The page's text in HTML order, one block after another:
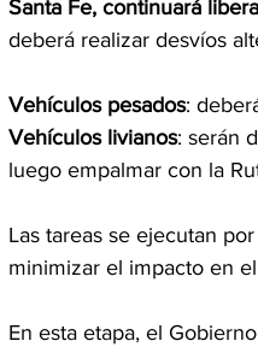
Santa Fe, continuará
deberá realizar desvíos
Vehículos pesados:
Vehículos livianos: serán
luego empalmar con la
Las tareas se ejecutan
minimizar el impacto en
En esta etapa, el